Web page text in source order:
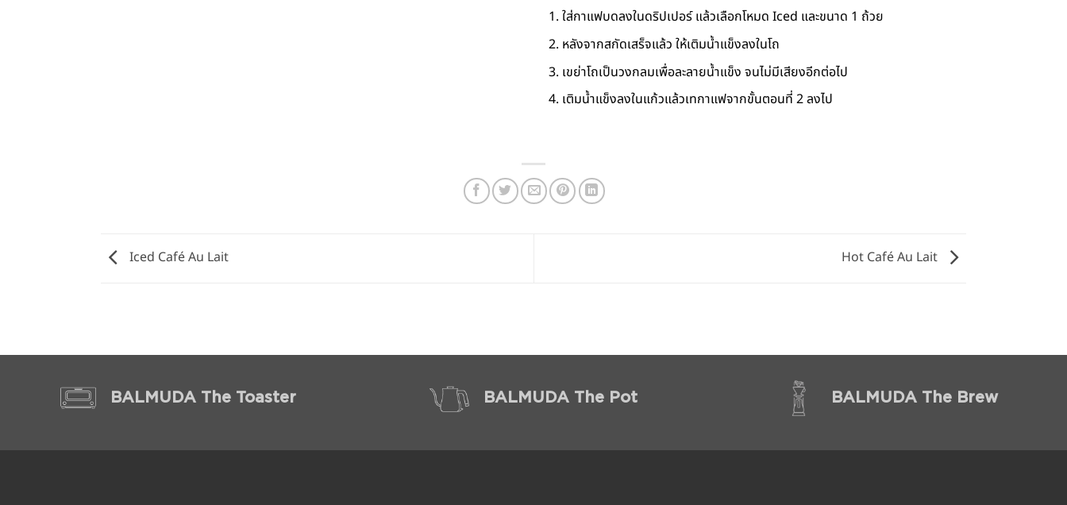
ใส่กาแฟบดลงในดริปเปอร์ แล้วเลือกโหมด Iced และขนาด 1 ถ้วย
หลังจากสกัดเสร็จแล้ว ให้เติมน้ำแข็งลงในโถ
เขย่าโถเป็นวงกลมเพื่อละลายน้ำแข็ง จนไม่มีเสียงอีกต่อไป
เติมน้ำแข็งลงในแก้วแล้วเทกาแฟจากขั้นตอนที่ 2 ลงไป
Iced Café Au Lait Hot Café Au Lait
BALMUDA The Toaster BALMUDA The Pot BALMUDA The Brew